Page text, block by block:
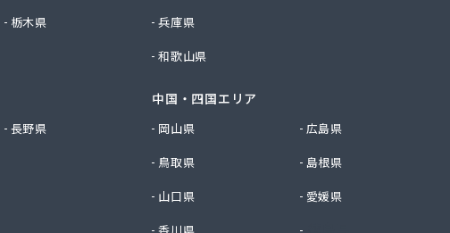
栃木県
長野県
兵庫県
和歌山県
中国・四国エリア
岡山県
広島県
鳥取県
島根県
山口県
愛媛県